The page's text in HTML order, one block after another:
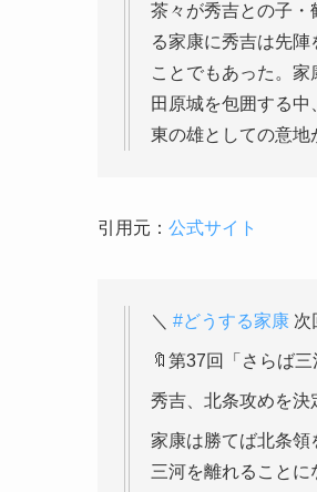
茶々が秀吉との子・
る家康に秀吉は先
ことでもあった。
田原城を包囲する
東の雄としての意地
引用元： 公式サイト
＼ #どうする家康 次
🔖第37回「さらば三
秀吉、北条攻めを決
家康は勝てば北条領
三河を離れることに